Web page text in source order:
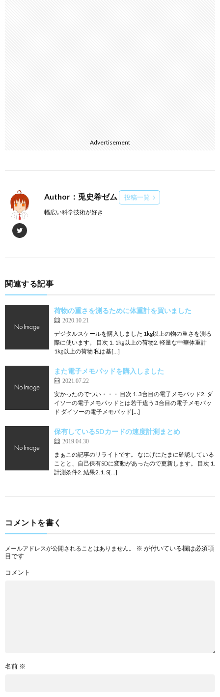
Advertisement
Author：兎史希ゼム 投稿一覧
幅広い科学技術が好き
関連する記事
荷物の重さを測るために体重計を買いました
2020.10.21
デジタルスケールを購入しました 1kg以上の物の重さを測る
際に使います。 目次 1. 1kg以上の荷物2. 軽量な中華体重計
1kg以上の荷物 私は基[…]
また電子メモパッドを購入しました
2021.07.22
安かったのでつい・・・ 目次 1. 3台目の電子メモパッド2. ダ
イソーの電子メモパッドとは若干違う 3台目の電子メモパッ
ド ダイソーの電子メモパッド[…]
保有しているSDカードの速度計測まとめ
2019.04.30
まぁこの記事のリライトです。 なにげにたまに確認している
ことと、自己保有SDに変動があったので更新します。 目次 1.
計測条件2. 結果2.1. S[…]
コメントを書く
メールアドレスが公開されることはありません。 ※ が付いている欄は必須項
目です
コメント
名前 ※